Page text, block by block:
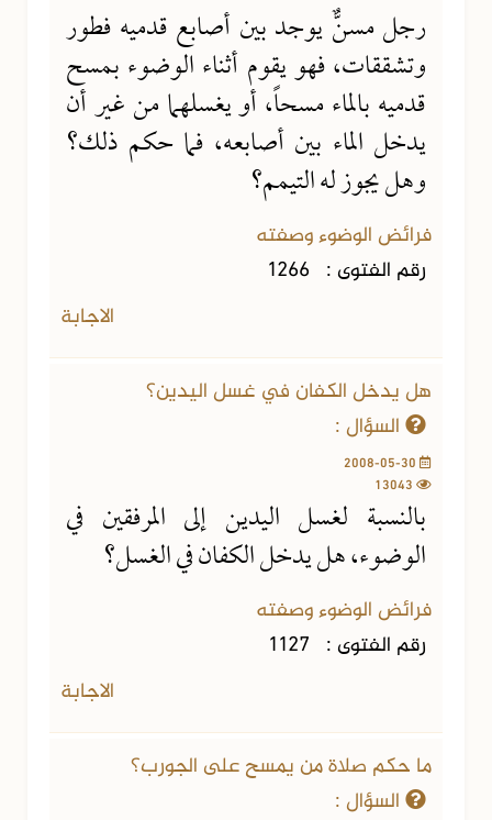
رجل مسنٌّ يوجد بين أصابع قدميه فطور
وتشققات، فهو يقوم أثناء الوضوء بمسح
قدميه بالماء مسحاً، أو يغسلهما من غير أن
يدخل الماء بين أصابعه، فما حكم ذلك؟
وهل يجوز له التيمم؟
فرائض الوضوء وصفته
رقم الفتوى : 1266
الاجابة
هل يدخل الكفان في غسل اليدين؟
السؤال :
بالنسبة لغسل اليدين إلى المرفقين في
الوضوء، هل يدخل الكفان في الغسل؟
فرائض الوضوء وصفته
رقم الفتوى : 1127
الاجابة
ما حكم صلاة من يمسح على الجورب؟
السؤال :